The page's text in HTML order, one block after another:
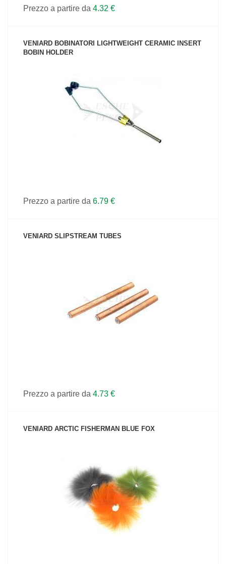
Prezzo a partire da 4.32 €
VENIARD BOBINATORI LIGHTWEIGHT CERAMIC INSERT
BOBIN HOLDER
VEDI IL PRODOTTO
Prezzo a partire da 6.79 €
VENIARD SLIPSTREAM TUBES
VEDI IL PRODOTTO
Prezzo a partire da 4.73 €
VENIARD ARCTIC FISHERMAN BLUE FOX
VEDI IL PRODOTTO